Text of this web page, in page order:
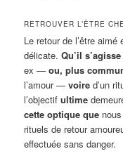
RETROUVER L’ÊTRE
Le retour de l’être
délicate.Qu’il s’agisse
ex —ou, plus
l’amour —voire d’un
l’objectifultime
cette optique que
rituels de retour
effectuée sans danger.